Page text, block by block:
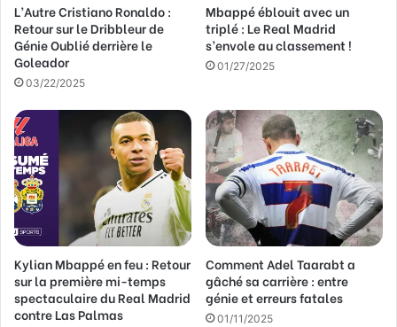
e
E
m
a
i
L’Autre Cristiano Ronaldo :
Retour sur le Dribbleur de
Génie Oublié derrière le
Goleador
03/22/2025
Mbappé éblouit avec un
triplé : Le Real Madrid
s’envole au classement !
01/27/2025
Kylian Mbappé en feu : Retour
sur la première mi-temps
spectaculaire du Real Madrid
contre Las Palmas
Comment Adel Taarabt a
gâché sa carrière : entre
génie et erreurs fatales
01/11/2025